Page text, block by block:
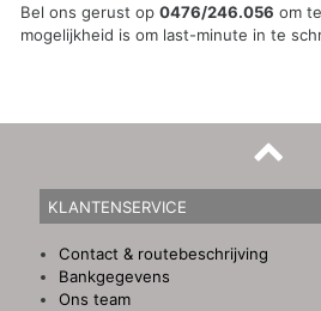
Bel ons gerust op0476/246.056 om
mogelijkheid is om last-minute in te
KLANTENSERVICE
Contact & routebeschrijving
Bankgegevens
Ons team